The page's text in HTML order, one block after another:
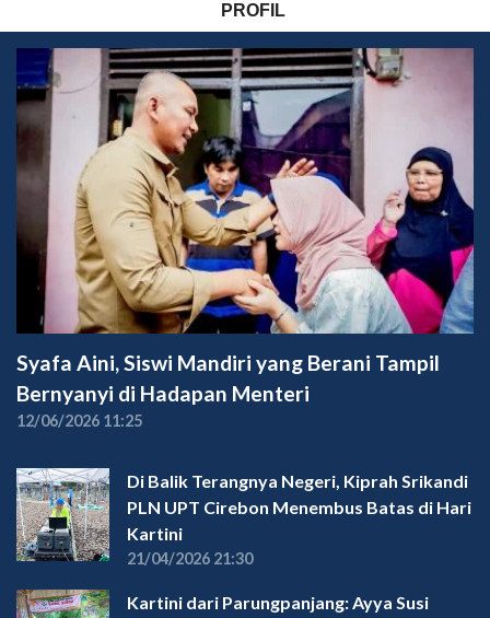
PROFIL
Syafa Aini, Siswi Mandiri yang Berani Tampil
Bernyanyi di Hadapan Menteri
12/06/2026 11:25
Di Balik Terangnya Negeri, Kiprah Srikandi
PLN UPT Cirebon Menembus Batas di Hari
Kartini
21/04/2026 21:30
Kartini dari Parungpanjang: Ayya Susi